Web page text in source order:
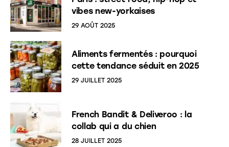
vibes new-yorkaises
29 AOÛT 2025
Aliments fermentés : pourquoi
cette tendance séduit en 2025
29 JUILLET 2025
French Bandit & Deliveroo : la
collab qui a du chien
28 JUILLET 2025